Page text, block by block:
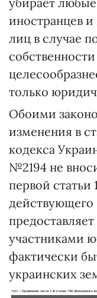
иностранцев
лиц в случае
только
Обоими
изменения в
кодекса
№2194 не
первой статьи
действующего
участниками
фактически
украинских